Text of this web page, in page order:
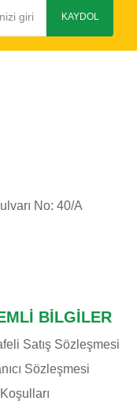
KAYDOL
No: 40/A
BILGILER
Satış Sözleşmesi
Sözleşmesi